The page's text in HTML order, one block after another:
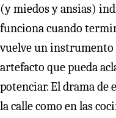
(y miedos y ansias)
funciona cuando
vuelve un instrumento
artefacto que pueda
potenciar. El drama de
la calle como en las